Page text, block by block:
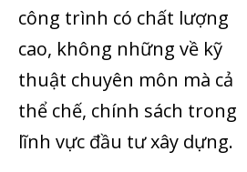
công trình có chất lượng
cao, không những về kỹ
thuật chuyên môn mà cả
thể chế, chính sách trong
lĩnh vực đầu tư xây dựng.